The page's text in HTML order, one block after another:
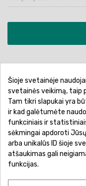
Pirkimo sąlygos
Garantinis
Prekių
Šioje svetainėje
svetainės veikimą, taip
Tam tikri slapukai yra
ir kad galėtumėte
funkciniais ir
sėkmingai apdoroti
arba unikalūs ID šioje
atšaukimas gali
funkcijas.